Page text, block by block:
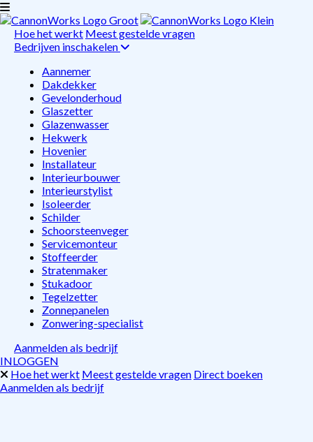
Hoe het werkt Meest gestelde vragen
Bedrijven inschakelen
Aannemer
Dakdekker
Gevelonderhoud
Glaszetter
Glazenwasser
Hekwerk
Hovenier
Installateur
Interieurbouwer
Interieurstylist
Isoleerder
Schilder
Schoorsteenveger
Servicemonteur
Stoffeerder
Stratenmaker
Stukadoor
Tegelzetter
Zonnepanelen
Zonwering-specialist
Aanmelden als bedrijf
INLOGGEN
Hoe het werkt Meest gestelde vragen Direct boeken
Aanmelden als bedrijf